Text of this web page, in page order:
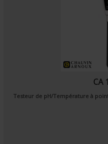
CA
Testeur de pH/Température à